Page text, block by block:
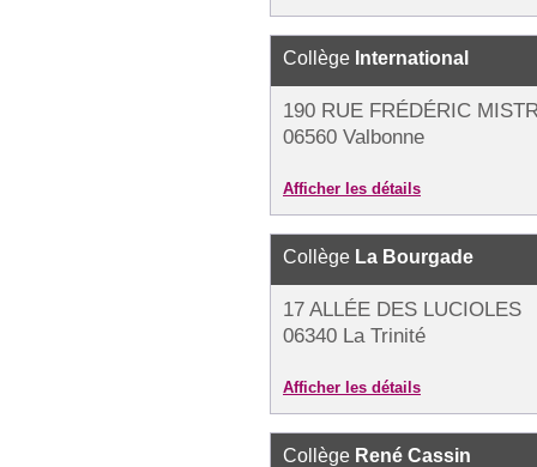
Collège International
190 RUE FRÉDÉRIC
06560 Valbonne
Afficher les détails
Collège La Bourgade
17 ALLÉE DES LUCIOLES
06340 La Trinité
Afficher les détails
Collège René Cassin